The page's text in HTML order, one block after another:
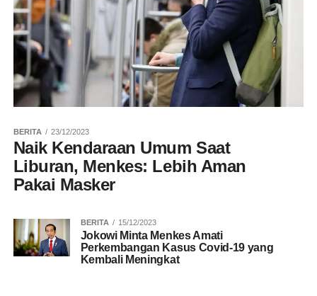
BERITA 23/12/2023
Naik Kendaraan Umum Saat
Liburan, Menkes: Lebih Aman
Pakai Masker
BERITA 15/12/2023
Jokowi Minta Menkes Amati
Perkembangan Kasus Covid-19 yang
Kembali Meningkat